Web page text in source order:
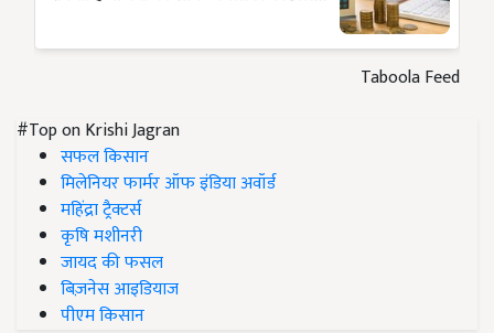
Taboola Feed
#Top on Krishi Jagran
सफल किसान
मिलेनियर फार्मर ऑफ इंडिया अवॉर्ड
महिंद्रा ट्रैक्टर्स
कृषि मशीनरी
जायद की फसल
बिज़नेस आइडियाज
पीएम किसान